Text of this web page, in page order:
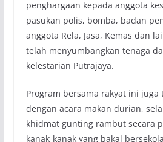
penghargaan kepada anggota
pasukan polis, bomba, badan
anggota Rela, Jasa, Kemas dan
telah menyumbangkan tenaga
kelestarian Putrajaya.
Program bersama rakyat ini
dengan acara makan durian,
khidmat gunting rambut secara
kanak-kanak yang bakal